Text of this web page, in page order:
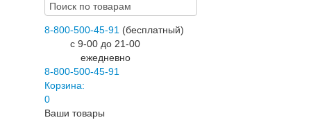
8-800-500-45-91 (бесплатный)
c 9-00 до 21-00
ежедневно
8-800-500-45-91
Корзина:
0
Ваши товары